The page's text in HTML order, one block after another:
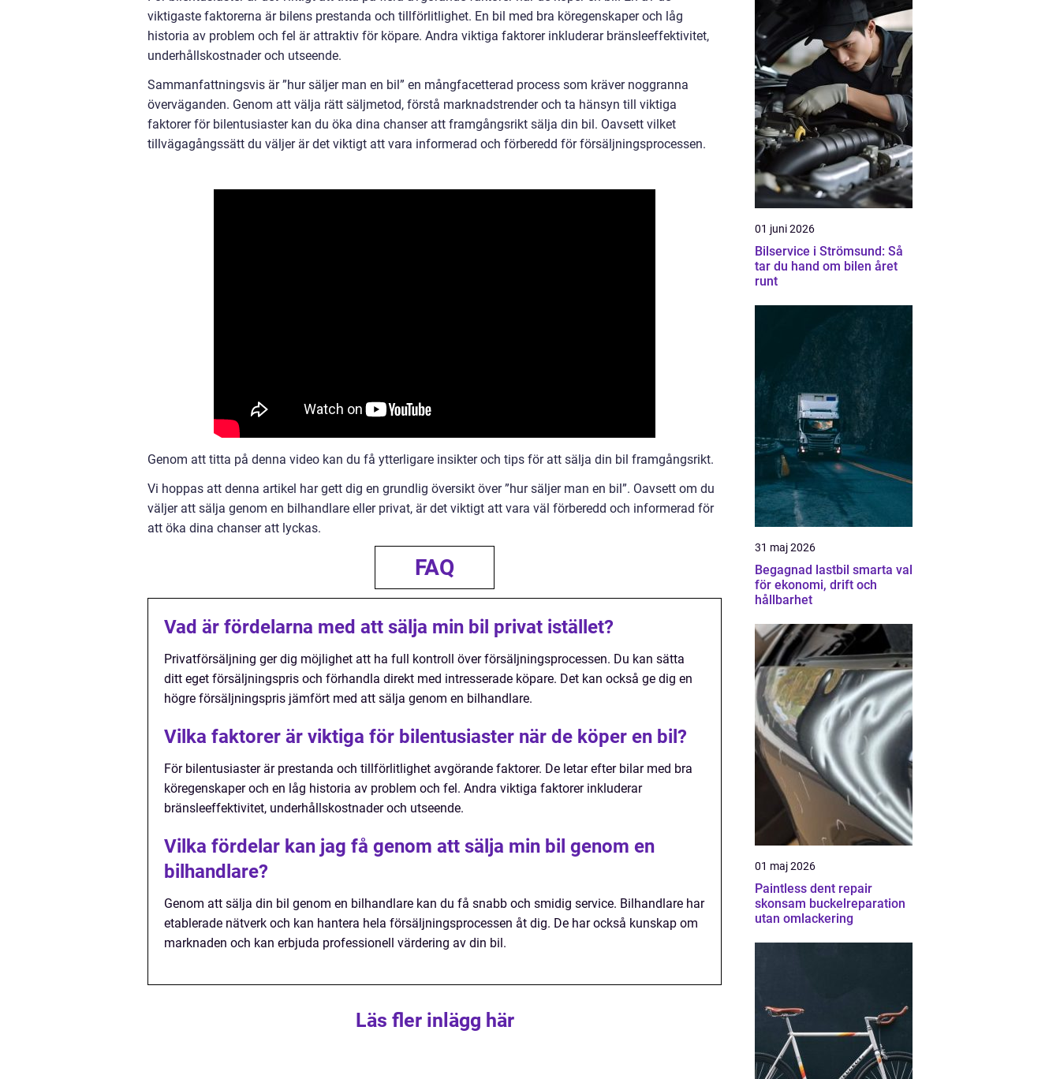
viktigaste faktorerna är bilens prestanda och tillförlitlighet. En bil med bra köregenskaper och låg
historia av problem och fel är attraktiv för köpare. Andra viktiga faktorer inkluderar bränsleeffektivitet,
underhållskostnader och utseende.
Sammanfattningsvis är ”hur säljer man en bil” en mångfacetterad process som kräver noggranna
överväganden. Genom att välja rätt säljmetod, förstå marknadstrender och ta hänsyn till viktiga
faktorer för bilentusiaster kan du öka dina chanser att framgångsrikt sälja din bil. Oavsett vilket
tillvägagångssätt du väljer är det viktigt att vara informerad och förberedd för försäljningsprocessen.
Genom att titta på denna video kan du få ytterligare insikter och tips för att sälja din bil framgångsrikt.
Vi hoppas att denna artikel har gett dig en grundlig översikt över ”hur säljer man en bil”. Oavsett om du
väljer att sälja genom en bilhandlare eller privat, är det viktigt att vara väl förberedd och informerad för
att öka dina chanser att lyckas.
FAQ
Vad är fördelarna med att sälja min bil privat istället?
Privatförsäljning ger dig möjlighet att ha full kontroll över försäljningsprocessen. Du kan sätta
ditt eget försäljningspris och förhandla direkt med intresserade köpare. Det kan också ge dig en
högre försäljningspris jämfört med att sälja genom en bilhandlare.
Vilka faktorer är viktiga för bilentusiaster när de köper en bil?
För bilentusiaster är prestanda och tillförlitlighet avgörande faktorer. De letar efter bilar med bra
köregenskaper och en låg historia av problem och fel. Andra viktiga faktorer inkluderar
bränsleeffektivitet, underhållskostnader och utseende.
Vilka fördelar kan jag få genom att sälja min bil genom en
bilhandlare?
Genom att sälja din bil genom en bilhandlare kan du få snabb och smidig service. Bilhandlare har
etablerade nätverk och kan hantera hela försäljningsprocessen åt dig. De har också kunskap om
marknaden och kan erbjuda professionell värdering av din bil.
Läs fler inlägg här
01 juni 2026
Bilservice i Strömsund: Så
tar du hand om bilen året
runt
31 maj 2026
Begagnad lastbil smarta val
för ekonomi, drift och
hållbarhet
01 maj 2026
Paintless dent repair
skonsam buckelreparation
utan omlackering